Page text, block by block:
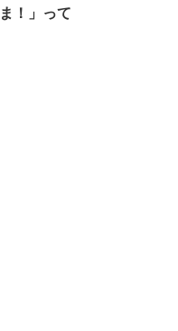
！」って